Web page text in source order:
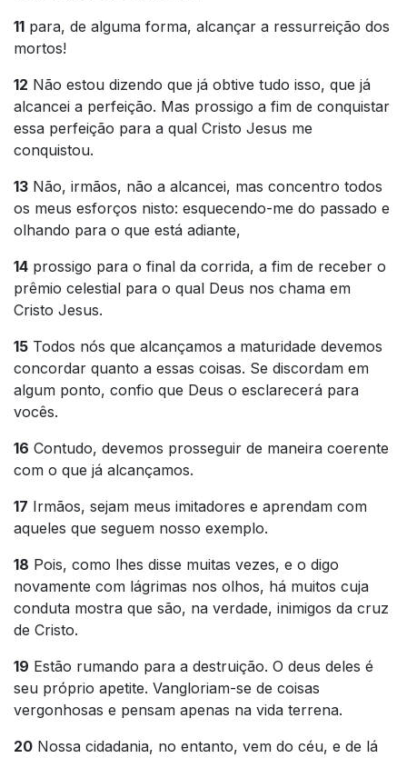
11 para, de alguma forma, alcançar a ressurreição dos
mortos!
12 Não estou dizendo que já obtive tudo isso, que já
alcancei a perfeição. Mas prossigo a fim de conquistar
essa perfeição para a qual Cristo Jesus me
conquistou.
13 Não, irmãos, não a alcancei, mas concentro todos
os meus esforços nisto: esquecendo-me do passado e
olhando para o que está adiante,
14 prossigo para o final da corrida, a fim de receber o
prêmio celestial para o qual Deus nos chama em
Cristo Jesus.
15 Todos nós que alcançamos a maturidade devemos
concordar quanto a essas coisas. Se discordam em
algum ponto, confio que Deus o esclarecerá para
vocês.
16 Contudo, devemos prosseguir de maneira coerente
com o que já alcançamos.
17 Irmãos, sejam meus imitadores e aprendam com
aqueles que seguem nosso exemplo.
18 Pois, como lhes disse muitas vezes, e o digo
novamente com lágrimas nos olhos, há muitos cuja
conduta mostra que são, na verdade, inimigos da cruz
de Cristo.
19 Estão rumando para a destruição. O deus deles é
seu próprio apetite. Vangloriam-se de coisas
vergonhosas e pensam apenas na vida terrena.
20 Nossa cidadania, no entanto, vem do céu, e de lá